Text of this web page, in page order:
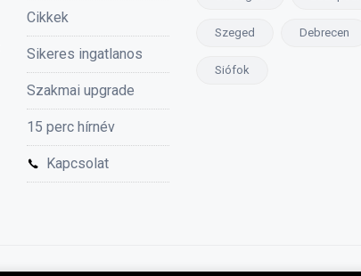
Cikkek
Sikeres ingatlanos
Szakmai upgrade
15 perc hírnév
Kapcsolat
Szeged Debrecen
Siófok